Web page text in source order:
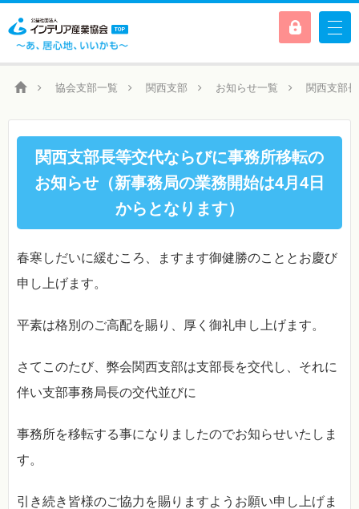
協会支部一覧 関西支部 お知らせ一覧 関西支部
関西支部長等交代ならびに事務所移転の
お知らせ（新事務局の業務開始は4月4日
からとなります）
春寒しだいに緩むころ、ますます御健勝のこととお慶び
申し上げます。
平素は格別のご高配を賜り、厚く御礼申し上げます。
さてこのたび、弊会関西支部は支部長を交代し、それに
伴い支部事務局長の交代並びに
事務所を移転する事になりましたのでお知らせいたしま
す。
引き続き皆様のご協力を賜りますようお願い申し上げま